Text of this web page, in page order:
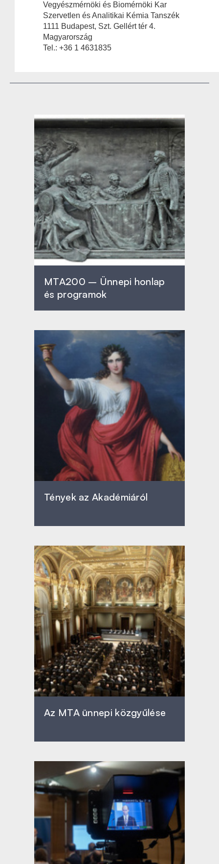
Vegyészmérnöki és Biomérnöki Kar
Szervetlen és Analitikai Kémia Tanszék
1111 Budapest, Szt. Gellért tér 4.
Magyarország
Tel.: +36 1 4631835
MTA200 – Ünnepi honlap
és programok
Tények az Akadémiáról
Az MTA ünnepi közgyűlése